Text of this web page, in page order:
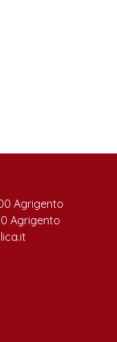
Agrigento
Agrigento